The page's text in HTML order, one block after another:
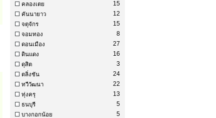
15
คลองเตย
12
คันนายาว
15
จตุจักร
8
จอมทอง
27
ดอนเมือง
16
ดินแดง
3
ดุสิต
24
ตลิ่งชัน
22
ทวีวัฒนา
13
ทุ่งครุ
5
ธนบุรี
5
บางกอกน้อย